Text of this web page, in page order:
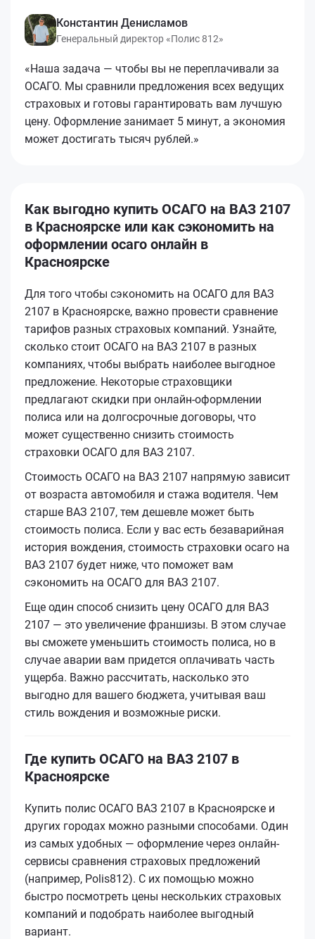
Константин Денисламов
Генеральный директор «Полис 812»
«Наша задача — чтобы вы не переплачивали за
ОСАГО. Мы сравнили предложения всех ведущих
страховых и готовы гарантировать вам лучшую
цену. Оформление занимает 5 минут, а экономия
может достигать тысяч рублей.»
Как выгодно купить ОСАГО на ВАЗ 2107
в Красноярске или как сэкономить на
оформлении осаго онлайн в
Красноярске
Для того чтобы сэкономить на ОСАГО для ВАЗ
2107 в Красноярске, важно провести сравнение
тарифов разных страховых компаний. Узнайте,
сколько стоит ОСАГО на ВАЗ 2107 в разных
компаниях, чтобы выбрать наиболее выгодное
предложение. Некоторые страховщики
предлагают скидки при онлайн-оформлении
полиса или на долгосрочные договоры, что
может существенно снизить стоимость
страховки ОСАГО для ВАЗ 2107.
Стоимость ОСАГО на ВАЗ 2107 напрямую зависит
от возраста автомобиля и стажа водителя. Чем
старше ВАЗ 2107, тем дешевле может быть
стоимость полиса. Если у вас есть безаварийная
история вождения, стоимость страховки осаго на
ВАЗ 2107 будет ниже, что поможет вам
сэкономить на ОСАГО для ВАЗ 2107.
Еще один способ снизить цену ОСАГО для ВАЗ
2107 — это увеличение франшизы. В этом случае
вы сможете уменьшить стоимость полиса, но в
случае аварии вам придется оплачивать часть
ущерба. Важно рассчитать, насколько это
выгодно для вашего бюджета, учитывая ваш
стиль вождения и возможные риски.
Где купить ОСАГО на ВАЗ 2107 в
Красноярске
Купить полис ОСАГО ВАЗ 2107 в Красноярске и
других городах можно разными способами. Один
из самых удобных — оформление через онлайн-
сервисы сравнения страховых предложений
(например, Polis812). С их помощью можно
быстро посмотреть цены нескольких страховых
компаний и подобрать наиболее выгодный
вариант.